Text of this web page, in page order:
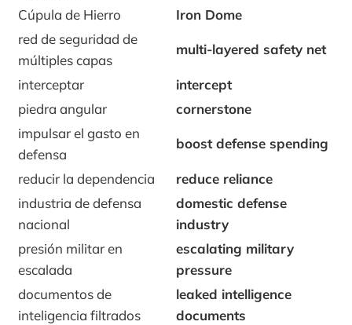
Cúpula de Hierro
Iron Dome
red de seguridad de
múltiples capas
multi-layered safety net
interceptar
intercept
piedra angular
cornerstone
impulsar el gasto en
defensa
boost defense spending
reducir la dependencia
reduce reliance
industria de defensa
nacional
domestic defense
industry
presión militar en
escalada
escalating military
pressure
documentos de
inteligencia filtrados
leaked intelligence
documents